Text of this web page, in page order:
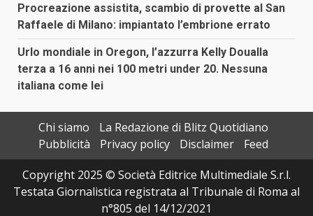
Procreazione assistita, scambio di provette al San
Raffaele di Milano: impiantato l’embrione errato
Urlo mondiale in Oregon, l’azzurra Kelly Doualla
terza a 16 anni nei 100 metri under 20. Nessuna
italiana come lei
Chi siamo
La Redazione di Blitz Quotidiano
Pubblicità
Privacy policy Disclaimer
Feed
Copyright 2025 © Società Editrice Multimediale S.r.l.
Testata Giornalistica registrata al Tribunale di Roma al
n°805 del 14/12/2021